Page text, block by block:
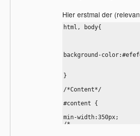
Hier erstmal der
html, body{
background-
}
/*Content*/
#content {
min-width:350px;
/*